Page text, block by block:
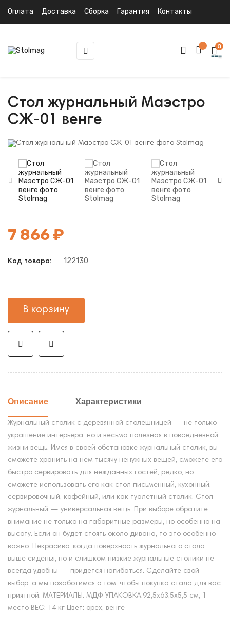
Оплата Доставка Сборка Гарантия Контакты
Toggle
navigation
☰ 0
Стол журнальный Маэстро
СЖ-01 венге
7 866 ₽
Код товара: 122130
В корзину
Описание Характеристики
Журнальный столик с деревянной столешницей — не только
украшение интерьера, но и весьма полезная в повседневной
жизни вещь. Имея в своей обстановке журнальный столик, вы
сможете хранить на нем тысячу ненужных вещей, сможете его
быстро сервировать для нежданных гостей, редко, но
сможете использовать его как стол письменный, кухонный,
сервировочный, кофейный, или как туалетный столик. Стол
журнальный — универсальная вещь. При выборе обратите
внимание не только на габаритные размеры, но особенно на
высоту. Если он будет стоять около дивана, то это особенно
важно. Некрасиво, когда поверхность журнального стола
выше сиденья, но и слишком низкие журнальные столики не
всегда удобны — придется нагибаться. Сделайте свой
выбор, а мы позаботимся о том, чтобы покупка стала для вас
приятной. МАТЕРИАЛЫ: МДФ УПАКОВКА:92,5x63,5х5,5 см, 1
место ВЕС: 14 кг Цвет: орех, венге